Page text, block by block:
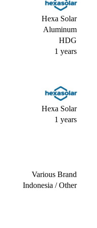
Hexa Solar
Aluminum
HDG
1 years
Hexa Solar
1 years
Various Brand
Indonesia / Other